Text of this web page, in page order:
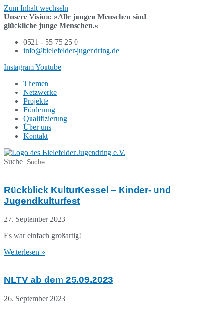
Zum Inhalt wechseln
Unsere Vision: »Alle jungen Menschen sind
glückliche junge Menschen.«
0521 - 55 75 25 0
info@bielefelder-jugendring.de
InstagramYoutube
Themen
Netzwerke
Projekte
Förderung
Qualifizierung
Über uns
Kontakt
Suche
Rückblick KulturKessel – Kinder- und
Jugendkulturfest
27. September 2023
Es war einfach großartig!
Weiterlesen »
NLTV ab dem 25.09.2023
26. September 2023